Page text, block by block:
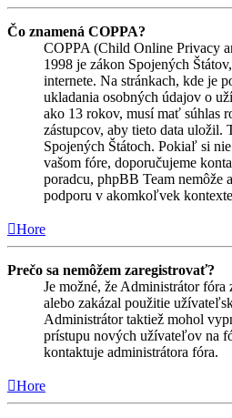
Čo znamená COPPA?
COPPA (Child Online Privacy
1998 je zákon Spojených
internete. Na stránkach, kde je
ukladania osobných údajov o
ako 13 rokov, musí mať súhlas
zástupcov, aby tieto data uložil.
Spojených Štátoch. Pokiaľ si
vašom fóre, doporučujeme
poradcu, phpBB Team nemôže
podporu v akomkoľvek
Hore
Prečo sa nemôžem zaregistrovať?
Je možné, že Administrátor fóra
alebo zakázal použitie
Administrátor taktiež mohol
prístupu nových užívateľov na
kontaktuje administrátora fóra.
Hore